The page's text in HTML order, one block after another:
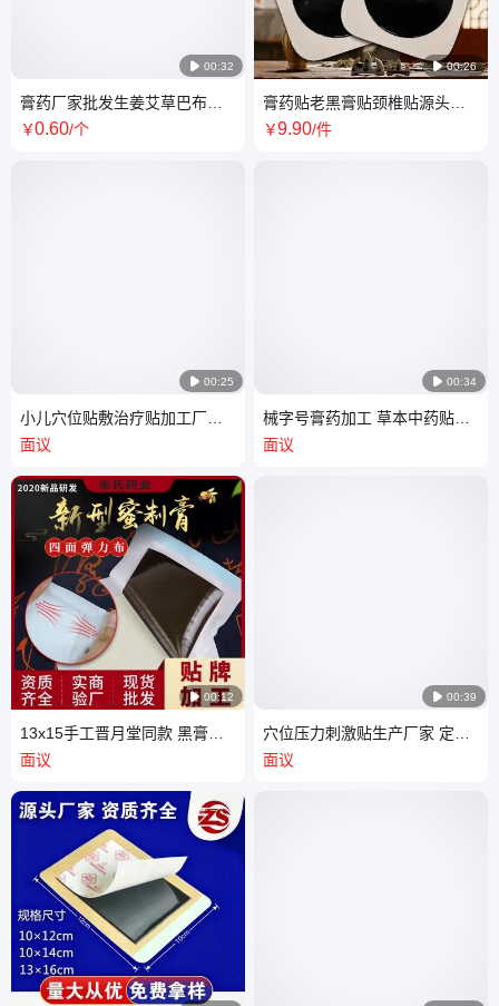
 00:32
膏药厂家批发生姜艾草巴布贴
定制代工 源头工厂无纺布贴膏
￥0.60/个
 00:25
小儿穴位贴敷治疗贴加工厂家
腹泻感冒咳喘贴 二类膏药贴牌
面议
 00:12
13x15手工晋月堂同款 黑膏药
医用冷敷贴 颈椎腰间筋骨腰椎
面议
 00:26
膏药贴老黑膏贴颈椎贴源头厂
家膝盖贴手工黑膏药加工
￥9.90/件
 00:34
械字号膏药加工 草本中药贴
oem贴牌定制加工厂家深度验
面议
 00:39
穴位压力刺激贴生产厂家 定制
颈椎腰椎间盘筋骨老黑膏加工
面议